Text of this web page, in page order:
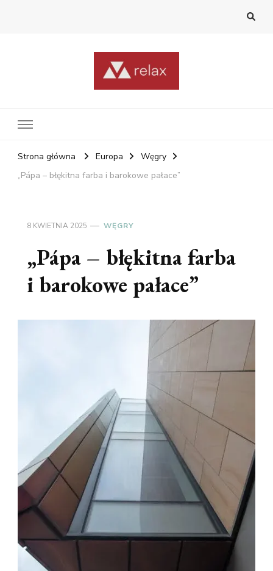
Strona główna Europa
Węgry
„Pápa – błękitna farba i barokowe pałace”
8 KWIETNIA 2025 WĘGRY
„Pápa – błękitna farba
i barokowe pałace”